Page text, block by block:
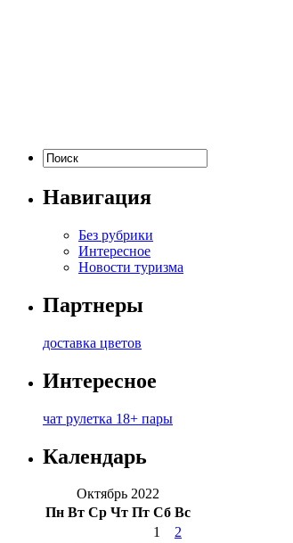
Навигация
Без рубрики
Интересное
Новости туризма
Партнеры
доставка цветов
Интересное
чат рулетка 18+ пары
Календарь
Октябрь 2022
Пн Вт Ср Чт Пт Сб Вс
1
2